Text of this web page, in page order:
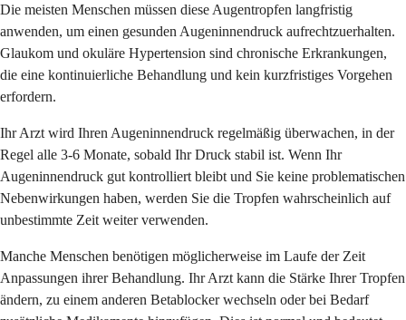
Die meisten Menschen müssen diese Augentropfen langfristig
anwenden, um einen gesunden Augeninnendruck aufrechtzuerhalten.
Glaukom und okuläre Hypertension sind chronische Erkrankungen,
die eine kontinuierliche Behandlung und kein kurzfristiges Vorgehen
erfordern.
Ihr Arzt wird Ihren Augeninnendruck regelmäßig überwachen, in der
Regel alle 3-6 Monate, sobald Ihr Druck stabil ist. Wenn Ihr
Augeninnendruck gut kontrolliert bleibt und Sie keine problematischen
Nebenwirkungen haben, werden Sie die Tropfen wahrscheinlich auf
unbestimmte Zeit weiter verwenden.
Manche Menschen benötigen möglicherweise im Laufe der Zeit
Anpassungen ihrer Behandlung. Ihr Arzt kann die Stärke Ihrer Tropfen
ändern, zu einem anderen Betablocker wechseln oder bei Bedarf